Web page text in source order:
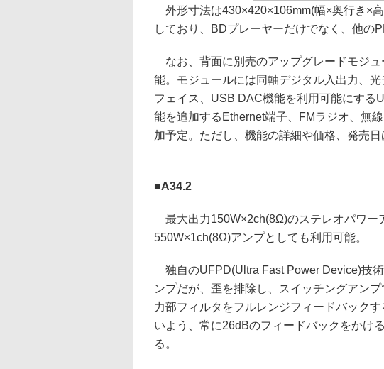
外形寸法は430×420×106mm(幅×奥行き×
しており、BDプレーヤーだけでなく、他の
なお、背面に別売のアップグレードモジ
能。モジュールには同軸デジタル入出力、
フェイス、USB DAC機能を利用可能にする
能を追加するEthernet端子、FMラジオ、無
加予定。ただし、機能の詳細や価格、発売日
■A34.2
最大出力150W×2ch(8Ω)のステレオパワー
550W×1ch(8Ω)アンプとしても利用可能。
独自のUFPD(Ultra Fast Power Device)技
ンプだが、歪を排除し、スイッチングアン
力部フィルタをフルレンジフィードバック
いよう、常に26dBのフィードバックをかけ
る。